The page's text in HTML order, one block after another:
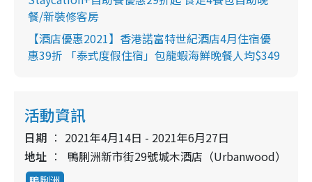
餐/新裝修客房
【酒店優惠2021】香港諾富特世紀酒店4月住宿優
惠39折 「泰式度假住宿」包龍蝦海鮮晚餐人均$349
活動資訊
日期
2021年4月14日 - 2021年6月27日
地址
鴨脷洲新市街29號城木酒店（Urbanwood）